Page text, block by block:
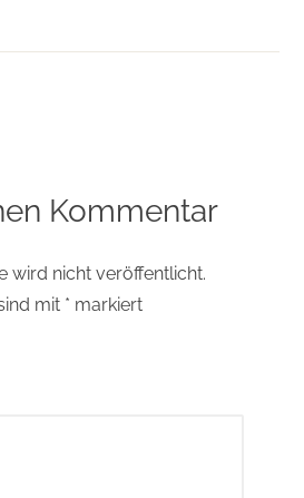
Kommentar
wird nicht veröffentlicht.
mit * markiert